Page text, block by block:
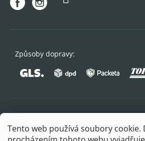
Tento web používá soubory cookie.
Způsoby dopravy: